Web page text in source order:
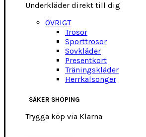
Underkläder direkt till dig
ÖVRIGT
Trosor
Sporttrosor
Sovkläder
Presentkort
Träningskläder
Herrkalsonger
SÄKER SHOPING
Trygga köp via Klarna